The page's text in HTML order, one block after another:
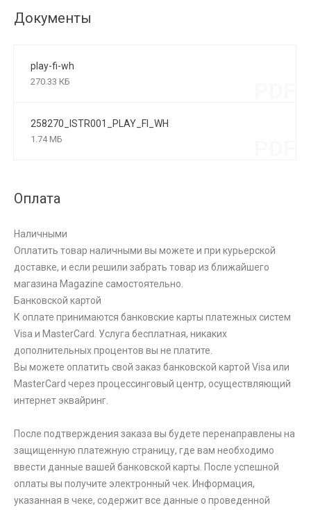
Документы
play-fi-wh
270.33 КБ
258270_ISTR001_PLAY_FI_WH
1.74 МБ
Оплата
Наличными
Оплатить товар наличными вы можете и при курьерской
доставке, и если решили забрать товар из ближайшего
магазина Magazine самоcтоятельно.
Банковской картой
К оплате принимаются банковские карты платежных систем
Visa и MasterCard. Услуга бесплатная, никаких
дополнительных процентов вы не платите.
Вы можете оплатить свой заказ банковской картой Visa или
MasterCard через процессинговый центр, осуществляющий
интернет эквайринг.
После подтверждения заказа вы будете перенаправлены на
защищенную платежную страницу, где вам необходимо
ввести данные вашей банковской карты. После успешной
оплаты вы получите электронный чек. Информация,
указанная в чеке, содержит все данные о проведенной